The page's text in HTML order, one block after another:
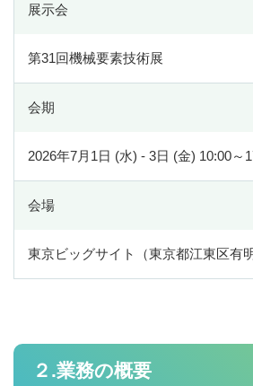
令和5年度交付決定者用書類
令和6年度交付決定者用書類
R8地域創生起業支援金
令和7年度交付決定者用書類
令和8年度用様式等
研究開発支援チーム
成長産業販路開拓事業
展示会
第31回機械要素技術展
会期
2026年7月1日 (水) - 3日 (金) 10:00～
会場
東京ビッグサイト（東京都江東区有明
２.業務の概要